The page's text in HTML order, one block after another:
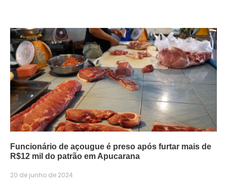
Funcionário de açougue é preso após furtar mais de
R$12 mil do patrão em Apucarana
20 de junho de 2024